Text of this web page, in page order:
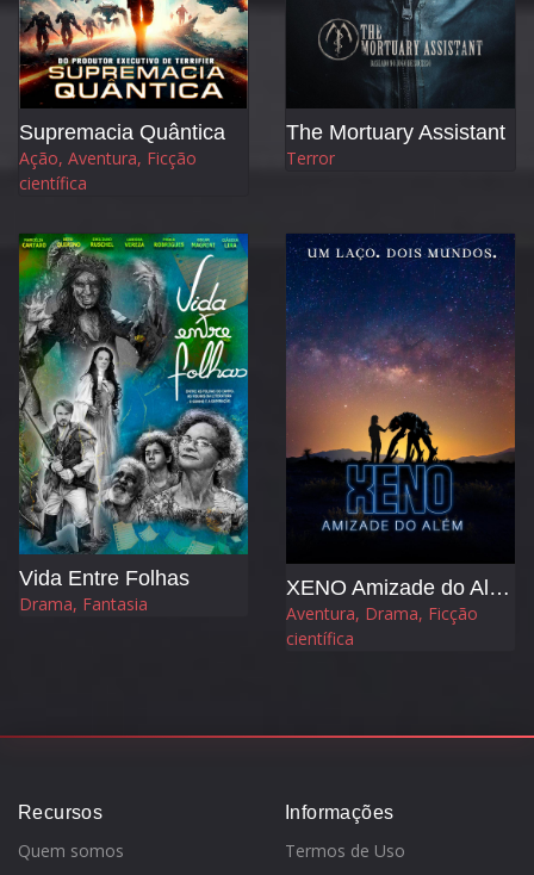
Supremacia Quântica
Ação, Aventura, Ficção
científica
The Mortuary Assistant
Terror
Vida Entre Folhas
Drama, Fantasia
XENO Amizade do Além
Aventura, Drama, Ficção
científica
Recursos
Quem somos
Informações
Termos de Uso